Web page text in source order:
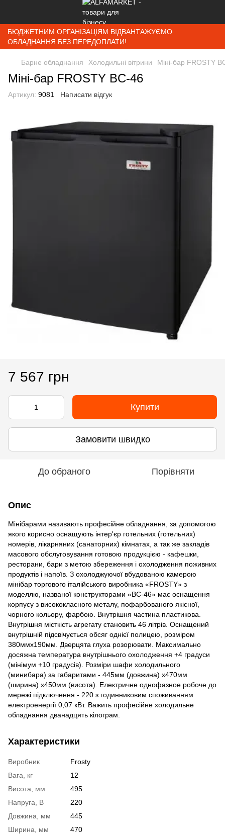
БЮДЖЕТНИМ ОРГАНІЗАЦІЯМ ВІДВАНТАЖУЄМО
ОБЛАДНАННЯ БЕЗ ПЕРЕДОПЛАТИ!
Барне обладнання Холодильні вітрини Міні-бар FROSTY
Міні-бар FROSTY BC-46
Артикул: 9081 Написати відгук
7 567 грн
Купити
Замовити швидко
До обраного Порівняти
Опис
Мінібарами називають професійне обладнання, за допомогою
якого корисно оснащують інтер'єр готельних (готельних)
номерів, лікарняних (санаторних) кімнатах, а так же закладів
масового обслуговування готовою продукцією - кафешки,
ресторани, бари з метою збереження і охолодження поживних
продуктів і напоїв. З охолоджуючої вбудованою камерою
мінібар торгового італійського виробника «FROSTY» з
моделлю, названої конструкторами «BC-46» має оснащення
корпусу з висококласного металу, пофарбованого якісної,
чорного кольору, фарбою. Внутрішня частина пластикова.
Внутрішня місткість агрегату становить 46 літрів. Оснащений
внутрішній підсвічується обсяг однієї полицею, розміром
380ммх190мм. Дверцята глуха розорювати. Максимально
досяжна температура внутрішнього охолодження +4 градуси
(мінімум +10 градусів). Розміри шафи холодильного
(минибара) за габаритами - 445мм (довжина) x470мм
(ширина) x450мм (висота). Електричне однофазное робоче до
мережі підключення - 220 з годинниковим споживанням
електроенергії 0,07 кВт. Важить професійне холодильне
обладнання дванадцять кілограм.
Характеристики
Виробник
Frosty
Вага, кг
12
Висота, мм
495
Напруга, В
220
Довжина, мм
445
Ширина, мм
470